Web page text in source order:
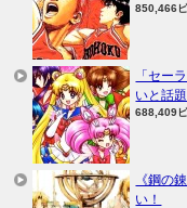
850,466
「セー
いと話
688,409
《鋼の
い！